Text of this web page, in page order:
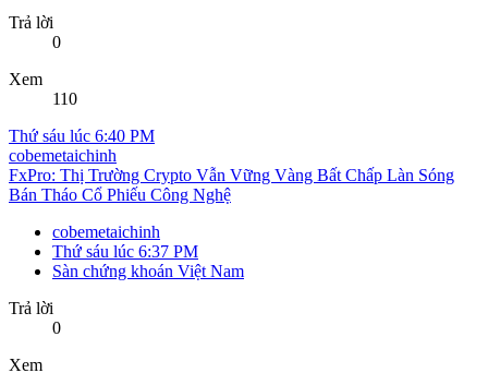
Trả lời
0
Xem
110
Thứ sáu lúc 6:40 PM
cobemetaichinh
FxPro: Thị Trường Crypto Vẫn Vững Vàng Bất Chấp Làn Sóng
Bán Tháo Cổ Phiếu Công Nghệ
cobemetaichinh
Thứ sáu lúc 6:37 PM
Sàn chứng khoán Việt Nam
Trả lời
0
Xem